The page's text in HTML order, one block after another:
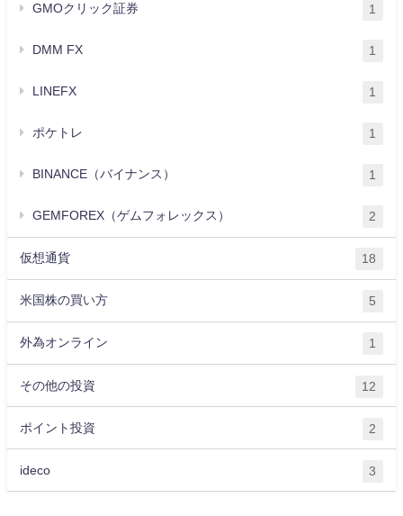
GMOクリック証券 1
DMM FX 1
LINEFX 1
ポケトレ 1
BINANCE（バイナンス） 1
GEMFOREX（ゲムフォレックス） 2
仮想通貨 18
米国株の買い方 5
外為オンライン 1
その他の投資 12
ポイント投資 2
ideco 3